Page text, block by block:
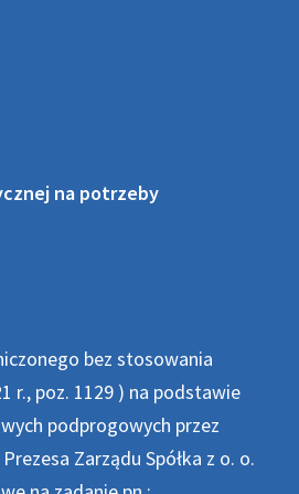
na potrzeby
bez stosowania
r., poz. 1129 ) na podstawie
podprogowych przez
Zarządu Spółka z o. o.